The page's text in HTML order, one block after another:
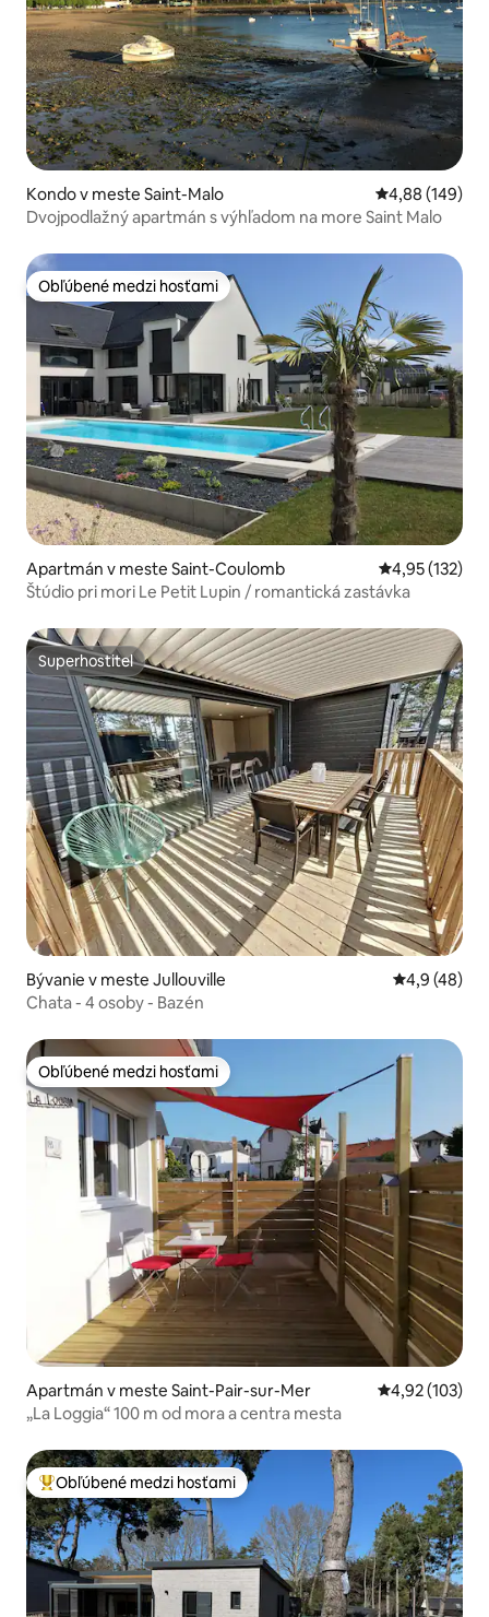
Kondo v meste Saint-Malo Priemerné
4,88 (149)
Dvojpodlažný apartmán s výhľadom na more Saint Malo
Obľúbené medzi hosťami
Obľúbené medzi hosťami
Apartmán v meste Saint-Coulomb Priemerné
4,95 (132)
Štúdio pri mori Le Petit Lupin / romantická zastávka
Superhostiteľ
Superhostiteľ
Bývanie v meste Jullouville Priemerné
4,9 (48)
Chata - 4 osoby - Bazén
Obľúbené medzi hosťami
Obľúbené medzi hosťami
Apartmán v meste Saint-Pair-sur-Mer Priemerné
4,92 (103)
„La Loggia“ 100 m od mora a centra mesta
Najobľúbenejšie medzi hosťami
Obľúbené medzi hosťami